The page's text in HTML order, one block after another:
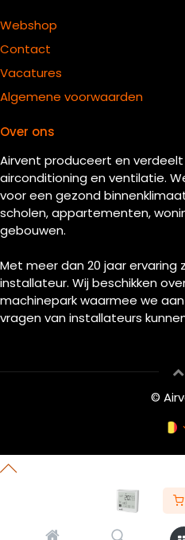
Webshop
Contact
Vacatures
Algemene voorwaarden
Over ons
Airvent produceert en
airconditioning en ventilatie.
voor een gezond
scholen, appartementen,
gebouwen.
Met meer dan 20 jaar ervaring
installateur. Wij beschikken
machinepark waarmee we
vragen van installateurs
©